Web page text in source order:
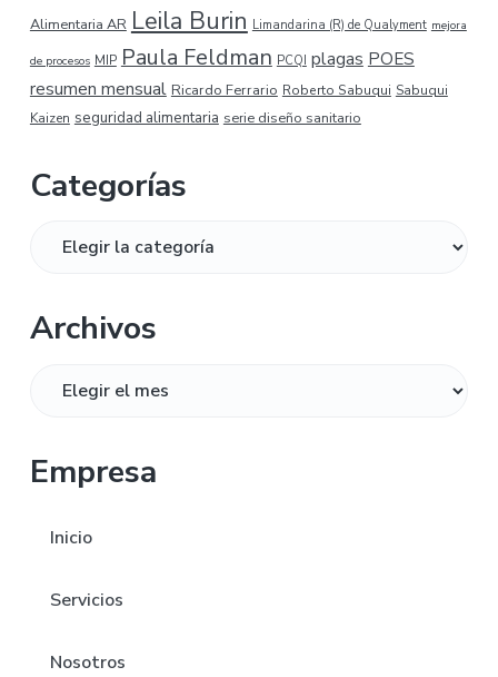
Alimentaria AR Leila Burin Limandarina (R) de Qualyment mejora
de procesos MIP Paula Feldman PCQI plagas POES
resumen mensual Ricardo Ferrario Roberto Sabuqui Sabuqui
Kaizen seguridad alimentaria serie diseño sanitario
Categorías
Archivos
Empresa
Inicio
Servicios
Nosotros